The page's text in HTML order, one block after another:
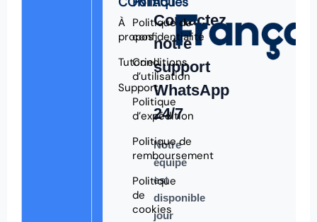
À
propos
Tutoriel
Support
Politique de
confidentialité
Conditions
d’utilisation
Politique
d’expédition
Politique de
remboursement
Politique
de
cookies
Contactez
notre
support
WhatsApp
24/7
Notre
équipe
est
disponible
jour